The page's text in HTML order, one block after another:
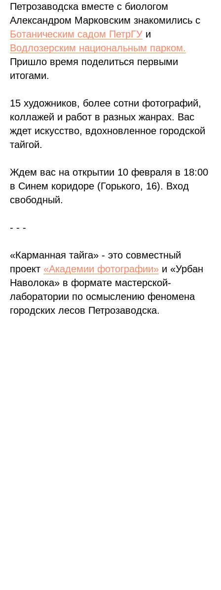
Петрозаводска вместе с биологом
Александром Марковским знакомились с
Ботаническим садом ПетрГУ и
Водлозерским национальным парком.
Пришло время поделиться первыми
итогами.
15 художников, более сотни фотографий,
коллажей и работ в разных жанрах. Вас
ждет искусство, вдохновленное городской
тайгой.
Ждем вас на открытии 10 февраля в 18:00
в Синем коридоре (Горького, 16). Вход
свободный.
- - -
«Карманная тайга» - это совместный
проект «Академии фотографии» и «Урбан
Наволока» в формате мастерской-
лаборатории по осмыслению феномена
городских лесов Петрозаводска.